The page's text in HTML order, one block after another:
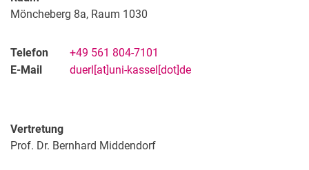
Möncheberg 8a, Raum 1030
Telefon
+49 561 804-7101
E-Mail
duerl[at]uni-kassel[dot]de
Vertretung
Prof. Dr. Bernhard Middendorf